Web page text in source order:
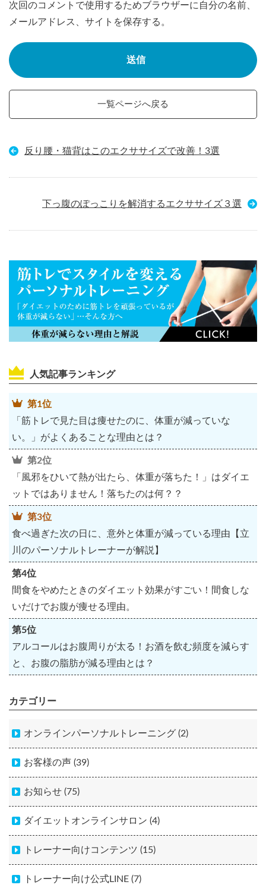
次回のコメントで使用するためブラウザーに自分の名前、
メールアドレス、サイトを保存する。
一覧ページへ戻る
反り腰・猫背はこのエクササイズで改善！3選
下っ腹のぽっこりを解消するエクササイズ３選
人気記事ランキング
第1位
「筋トレで見た目は痩せたのに、体重が減っていな
い。」がよくあることな理由とは？
第2位
「風邪をひいて熱が出たら、体重が落ちた！」はダイエ
ットではありません！落ちたのは何？？
第3位
食べ過ぎた次の日に、意外と体重が減っている理由【立
川のパーソナルトレーナーが解説】
第4位
間食をやめたときのダイエット効果がすごい！間食しな
いだけでお腹が痩せる理由。
第5位
アルコールはお腹周りが太る！お酒を飲む頻度を減らす
と、お腹の脂肪が減る理由とは？
カテゴリー
オンラインパーソナルトレーニング (2)
お客様の声 (39)
お知らせ (75)
ダイエットオンラインサロン (4)
トレーナー向けコンテンツ (15)
トレーナー向け公式LINE (7)